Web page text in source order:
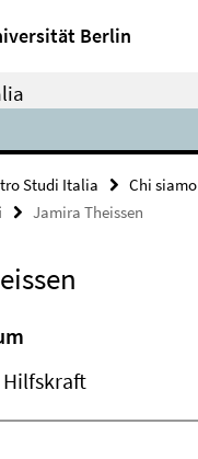
Berlin
Studi Italia
Chi siamo
Jamira Theissen